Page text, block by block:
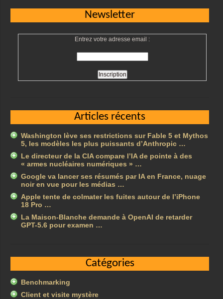
Newsletter
Entrez votre adresse email :
Articles récents
Washington lève ses restrictions sur Fable 5 et Mythos
5, les modèles les plus puissants d’Anthropic …
Le directeur de la CIA compare l’IA de pointe à des
« armes nucléaires numériques » …
Google va lancer ses résumés par IA en France, nuage
noir en vue pour les médias …
Apple tente de colmater les fuites autour de l’iPhone
18 Pro …
La Maison-Blanche demande à OpenAI de retarder
GPT-5.6 pour examen …
Catégories
Benchmarking
Client et visite mystère